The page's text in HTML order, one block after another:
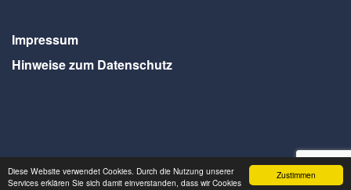
Zustimmen
Diese Website verwendet Cookies. Durch die Nutzung unserer
Services erklären Sie sich damit einverstanden, dass wir Cookies
Impressum
Hinweise zum Datenschutz
Webdesign Seventum